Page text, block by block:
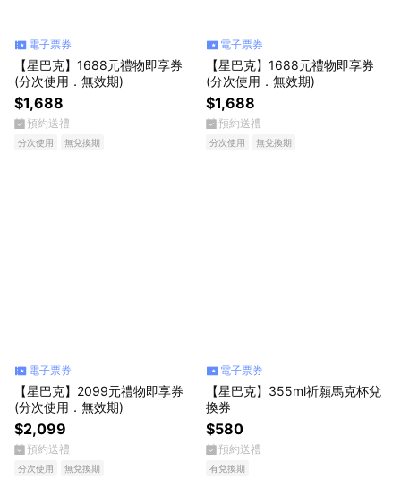
電子票券
【星巴克】1688元禮物即享券
(分次使用．無效期)
$1,688
預約送禮
分次使用 無兌換期
電子票券
【星巴克】1688元禮物即享券
(分次使用．無效期)
$1,688
預約送禮
分次使用 無兌換期
電子票券
【星巴克】2099元禮物即享券
(分次使用．無效期)
$2,099
預約送禮
分次使用 無兌換期
電子票券
【星巴克】355ml祈願馬克杯兌
換券
$580
預約送禮
有兌換期